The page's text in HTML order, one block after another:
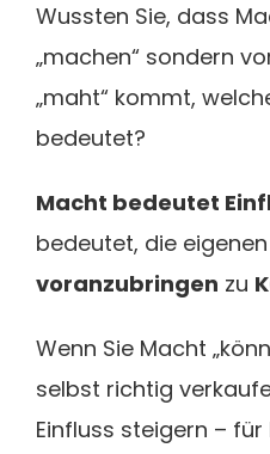
Wussten Sie, dass
„machen“ sondern
„maht“ kommt,
bedeutet?
Macht bedeutet
bedeutet, die
voranzubringen zu
Wenn Sie Macht
selbst richtig
Einfluss steigern – für